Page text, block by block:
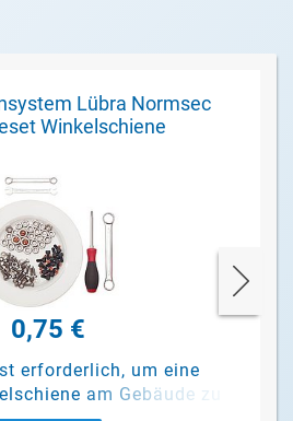
Lübra Normsec
Winkelschiene
0,75 €
erforderlich, um eine
am Gebäude zu